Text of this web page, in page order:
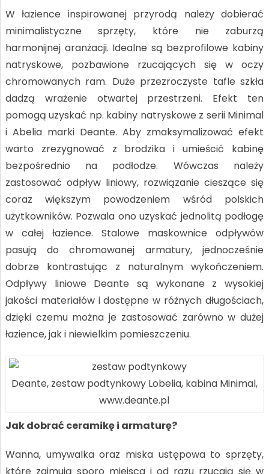
W łazience inspirowanej przyrodą należy dobierać
minimalistyczne sprzęty, które nie zaburzą
harmonijnej aranżacji. Idealne są bezprofilowe kabiny
natryskowe, pozbawione rzucających się w oczy
chromowanych ram. Duże przezroczyste tafle szkła
dadzą wrażenie otwartej przestrzeni. Efekt ten
pomogą uzyskać np. kabiny natryskowe z serii Minimal
i Abelia marki Deante. Aby zmaksymalizować efekt
warto zrezygnować z brodzika i umieścić kabinę
bezpośrednio na podłodze. Wówczas należy
zastosować odpływ liniowy, rozwiązanie cieszące się
coraz większym powodzeniem wśród polskich
użytkowników. Pozwala ono uzyskać jednolitą podłogę
w całej łazience. Stalowe maskownice odpływów
pasują do chromowanej armatury, jednocześnie
dobrze kontrastując z naturalnym wykończeniem.
Odpływy liniowe Deante są wykonane z wysokiej
jakości materiałów i dostępne w różnych długościach,
dzięki czemu można je zastosować zarówno w dużej
łazience, jak i niewielkim pomieszczeniu.
Deante, zestaw podtynkowy Lobelia, kabina Minimal,
www.deante.pl
Jak dobrać ceramikę i armaturę?
Wanna, umywalka oraz miska ustępowa to sprzęty,